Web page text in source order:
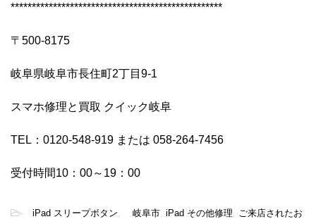
**************************************************
〒500-8175
岐阜県岐阜市長住町2丁目9-1
スマホ修理と買取 クイック岐阜
TEL：0120-548-919 または 058-264-7456
受付時間10：00～19：00
- iPad スリープボタン 岐阜市 iPad その他修理
ご来店されたお